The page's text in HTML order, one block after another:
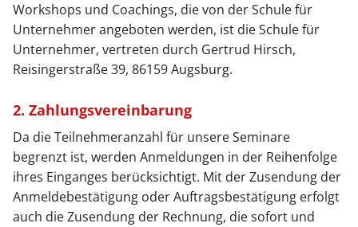
Workshops und Coachings, die von der Schule für
Unternehmer angeboten werden, ist die Schule für
Unternehmer, vertreten durch Gertrud Hirsch,
Reisingerstraße 39, 86159 Augsburg.
2. Zahlungsvereinbarung
Da die Teilnehmeranzahl für unsere Seminare
begrenzt ist, werden Anmeldungen in der Reihenfolge
ihres Einganges berücksichtigt. Mit der Zusendung der
Anmeldebestätigung oder Auftragsbestätigung erfolgt
auch die Zusendung der Rechnung, die sofort und